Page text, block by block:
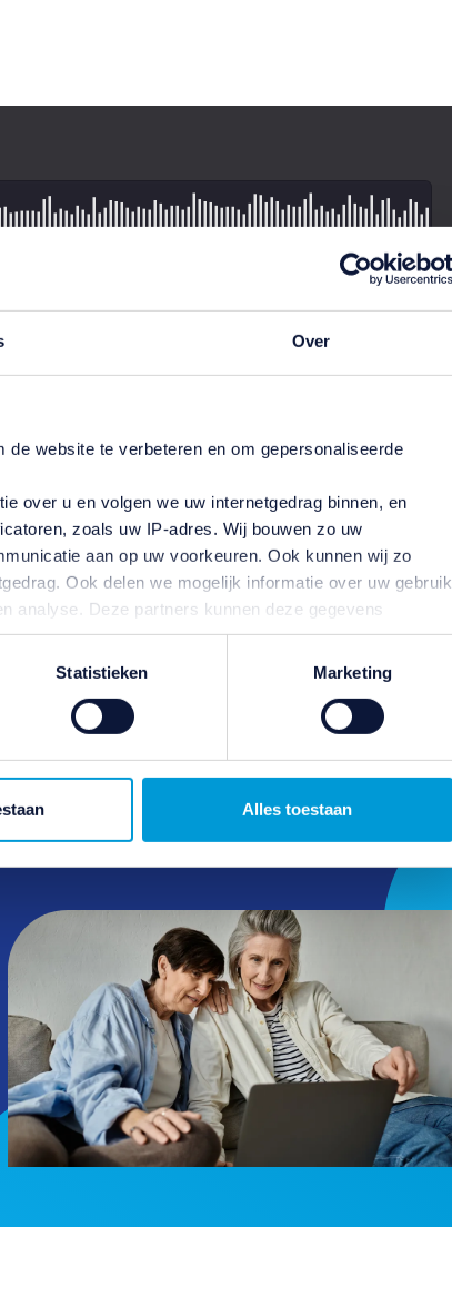
Over
website te verbeteren en om gepersonaliseerde
over u en volgen we uw internetgedrag binnen, en
zoals uw IP-adres. Wij bouwen zo uw
aan op uw voorkeuren. Ook kunnen wij zo
Ook delen we mogelijk informatie over uw gebruik
analyse. Deze partners kunnen deze gegevens
ze hebben verzameld op basis van uw gebruik van
aanpassen of uw toestemming intrekken door te
Statistieken Marketing
Alles toestaan